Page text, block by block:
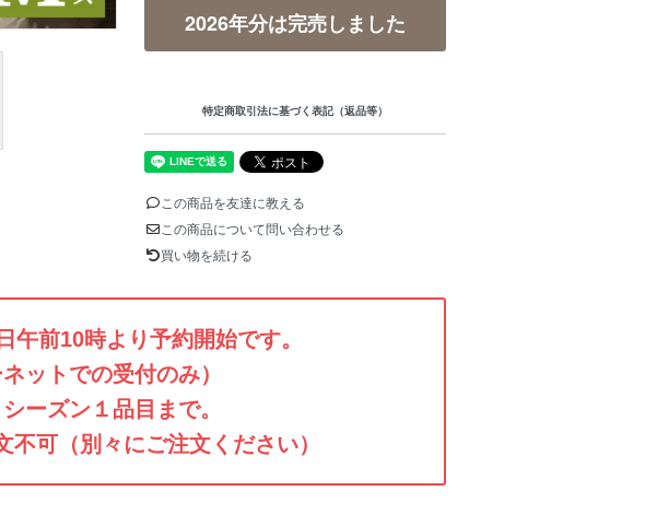
2026年分は完売しました
特定商取引法に基づく表記（返品等）
この商品を友達に教える
この商品について問い合わせる
買い物を続ける
午前10時より予約開始です。
ネットでの受付のみ）
ーズン１品目まで。
不可（別々にご注文ください）